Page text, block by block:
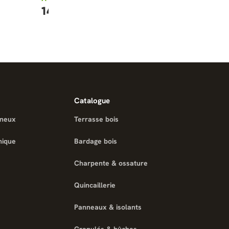
144,21 €
Catalogue
Terrasse bois
Bardage bois
Charpente & ossature
Quincaillerie
Panneaux & isolants